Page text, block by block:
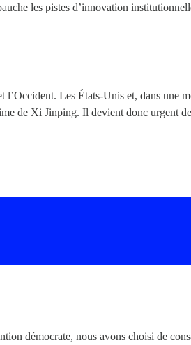
les pistes d’innovation
l’Occident. Les États-Unis et, dans une
de Xi Jinping. Il devient donc urgent
démocrate, nous avons choisi de